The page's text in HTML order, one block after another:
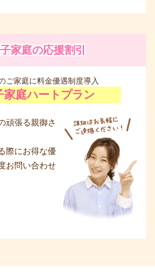
家庭の応援割引
ご家庭に料金優遇制度導入
家庭ハートプラン
頑張る親御さ
際にお得な優
お問い合わせ